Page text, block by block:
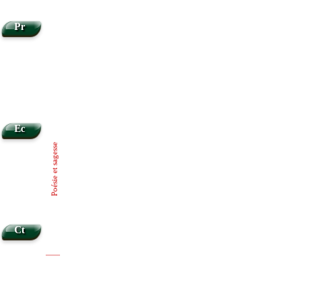
Pr
Ec
Ct
Poésie et sagesse
|
|